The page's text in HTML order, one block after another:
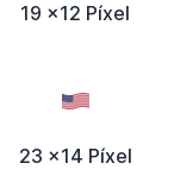
19 x12 Píxel
23 x14 Píxel